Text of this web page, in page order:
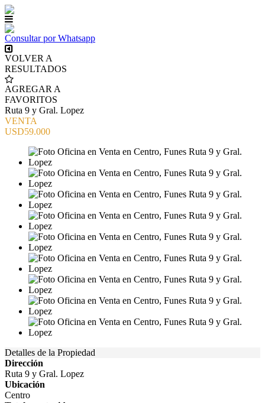
Consultar por Whatsapp
VOLVER A
RESULTADOS
AGREGAR A
FAVORITOS
Ruta 9 y Gral. Lopez
VENTA
USD59.000
Detalles de la Propiedad
Dirección
Ruta 9 y Gral. Lopez
Ubicación
Centro